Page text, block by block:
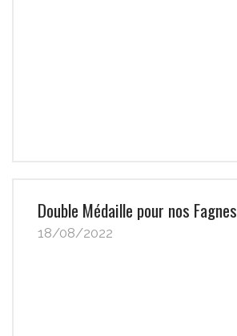
Double Médaille pour nos Fagnes
18/08/2022